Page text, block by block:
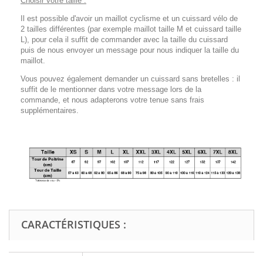
Il est possible d'avoir un maillot cyclisme et un cuissard vélo de
2 tailles différentes (par exemple maillot taille M et cuissard taille
L), pour cela il suffit de commander avec la taille du cuissard
puis de nous envoyer un message pour nous indiquer la taille du
maillot.
Vous pouvez également demander un cuissard sans bretelles : il
suffit de le mentionner dans votre message lors de la
commande, et nous adapterons votre tenue sans frais
supplémentaires.
CARACTÉRISTIQUES :